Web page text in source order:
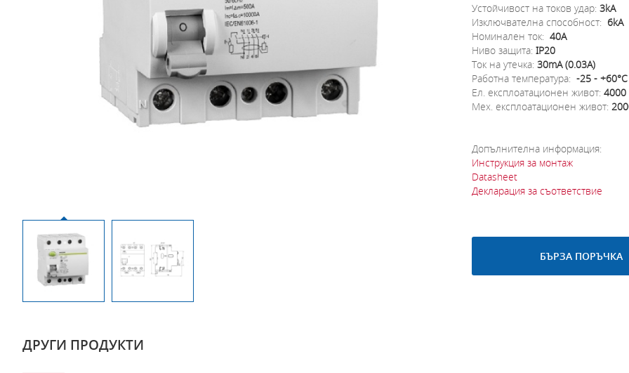
Устойчивост на токов удар: 3kA
Изключвателна способност: 6kA
Номинален ток: 40A
Ниво защита: IP20
Ток на утечка: 30mA (0.03A)
Работна температура: -25 - +60°C
Eл. експлоатационен живот: 4000
Мех. експлоатационен живот:
Допълнителна информация:
Инструкция за монтаж
Datasheet
Декларация за съответствие
БЪРЗА ПОРЪЧКА
ДРУГИ ПРОДУКТИ